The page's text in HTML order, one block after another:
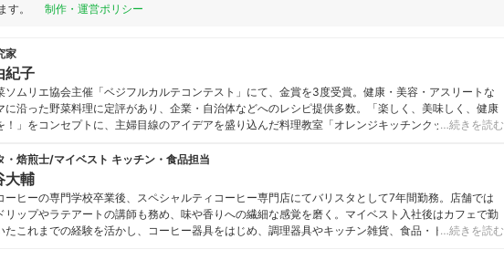
す。
制作・運営ポリシー
家
紀子
ソムリエ協会主催「ベジフルカルテコンテスト」にて、金賞を3度受賞。健康・美容・アスリートな
に沿った野菜料理に定評があり、企業・自治体などへのレシピ提供多数。「楽しく、美味しく、健康
！」をコンセプトに、主婦目線のアイデアを盛り込んだ料理教室「オレンジキッチンクッキングスタ
ミドクターで今日の健康レシピ「田代由紀子のアスリートレシピ」を連載中。
紀子のプロフィール
…続きを読む
・焙煎士/マイベスト キッチン・食品担当
大輔
ーヒーの専門学校卒業後、スペシャルティコーヒー専門店にてバリスタとして7年間勤務。店舗では
リップやラテアートの講師も務め、味や香りへの繊細な感覚を磨く。マイベスト入社後はカフェで勤
たこれまでの経験を活かし、コーヒー器具をはじめ、調理器具やキッチン雑貨、食品・ドリンク、ギ
…続きを読む